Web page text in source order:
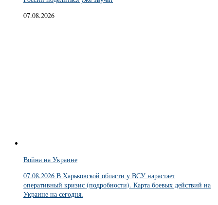
07.08.2026
Война на Украине
07.08.2026 В Харьковской области у ВСУ нарастает
оперативный кризис (подробности). Карта боевых действий на
Украине на сегодня.